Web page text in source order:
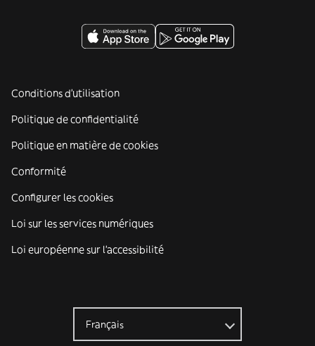
Conditions d'utilisation
Politique de confidentialité
Politique en matière de cookies
Conformité
Configurer les cookies
Loi sur les services numériques
Loi européenne sur l’accessibilité